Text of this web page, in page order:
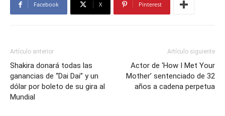
Facebook X Pinterest
Artículo anterior
Shakira donará todas las
ganancias de “Dai Dai” y un
dólar por boleto de su gira al
Mundial
Artículo siguiente
Actor de ‘How I Met Your
Mother’ sentenciado de 32
años a cadena perpetua